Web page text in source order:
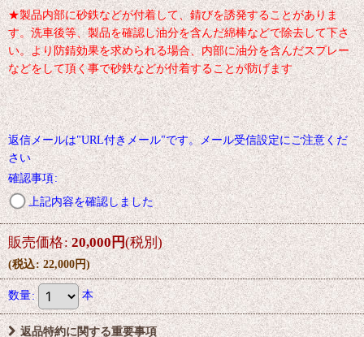
★製品内部に砂鉄などが付着して、錆びを誘発することがありま
す。洗車後等、製品を確認し油分を含んだ綿棒などで除去して下さ
い。より防錆効果を求められる場合、内部に油分を含んだスプレー
などをして頂く事で砂鉄などが付着することが防げます
返信メールは"URL付きメール"です。メール受信設定にご注意くだ
さい
確認事項:
上記内容を確認しました
販売価格: 20,000円(税別)
(税込: 22,000円)
数量: 本
返品特約に関する重要事項